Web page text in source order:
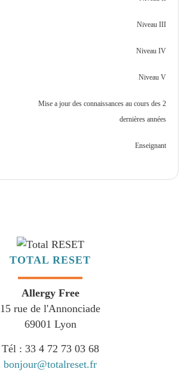
Niveau III
Niveau IV
Niveau V
Mise a jour des connaissances au cours des 2
dernières années
Enseignant
TOTAL RESET
Allergy Free
15 rue de l'Annonciade
69001 Lyon
Tél : 33 4 72 73 03 68
bonjour@totalreset.fr